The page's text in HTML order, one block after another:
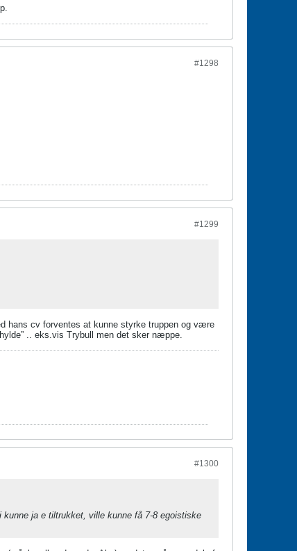
#1298
#1299
hans cv forventes at kunne styrke truppen og være
.. eks.vis Trybull men det sker næppe.
#1300
ja e tiltrukket, ville kunne få 7-8 egoistiske